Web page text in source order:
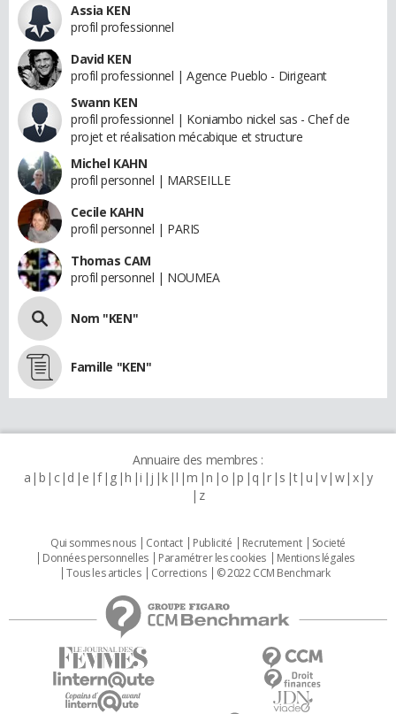
Assia KEN
profil professionnel
David KEN
profil professionnel | Agence Pueblo - Dirigeant
Swann KEN
profil professionnel | Koniambo nickel sas - Chef de
projet et réalisation mécabique et structure
Michel KAHN
profil personnel | MARSEILLE
Cecile KAHN
profil personnel | PARIS
Thomas CAM
profil personnel | NOUMEA
Nom "KEN"
Famille "KEN"
Annuaire des membres :
a b c d e f g h i j k l m n o p q r s t u v w x y
z
Qui sommes nous Contact Publicité Recrutement
Societé
Données personnelles
Paramétrer les cookies
Mentions légales
Tous les articles
Corrections © 2022 CCM Benchmark